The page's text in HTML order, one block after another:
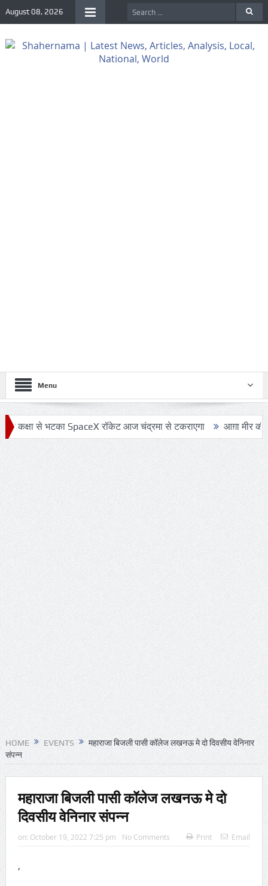
August 08, 2026
Menu
भटका SpaceX रॉकेट आज चंद्रमा से टकराएगा आग़ा मीर की ड्योढ़ी: जहाँ
HOME EVENTS
महाराजा बिजली पासी कॉलेज लखनऊ मे दो दिवसीय वेनिनार
संपन्न
महाराजा बिजली पासी कॉलेज लखनऊ मे दो
दिवसीय वेनिनार संपन्न
on: October 19, 2022 7:25 pm No Comments Print Email
,